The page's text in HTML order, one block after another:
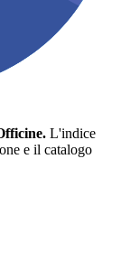
L'indice
e il catalogo